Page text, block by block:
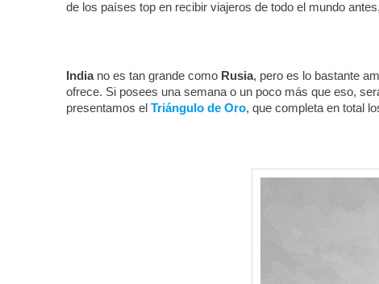
de los países top en recibir viajeros de todo el mundo
Indiano es tan grande como ​Rusia​, pero es lo bastante
ofrece. Si posees una semana o un poco más que eso,
presentamos elTriángulo de Oro, que completa en total